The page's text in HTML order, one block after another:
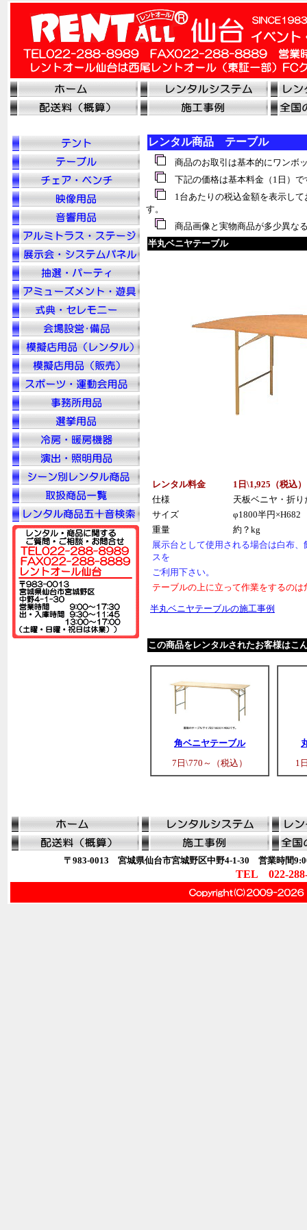
レンタル商品 テーブル
商品のお取引は基本的にワンボ
下記の価格は基本料金（1日）で
1台あたりの税込金額を表示して
す。
商品画像と実物商品が多少異な
半丸ベニヤテーブル
レンタル料金 1日\1,925（税込
仕様
天板ベニヤ・折
サイズ
φ1800半円×H682
重量
約？kg
展示台として使用される場合は白布
スを
ご利用下さい。
テーブルの上に立って作業をするの
半丸ベニヤテーブルの施工事例
この商品をレンタルされたお客様はこ
角ベニヤテーブル
7日\770～（税込）
1
〒983-0013 宮城県仙台市宮城野区中野4-1-30 営業時間
TEL 022-